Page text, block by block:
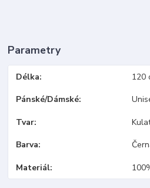
Parametry
Délka 120
Pánské/Dámské
Tvar
Barva
Materiál